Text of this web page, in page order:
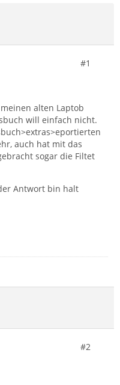
#1
alten Laptob
will einfach nicht.
auch hat mit das
sogar die Filtet
Antwort bin halt
#2